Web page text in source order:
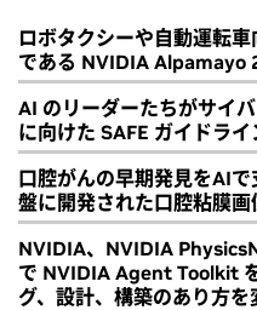
ロボタクシーや自動運転
である NVIDIA Alpamayo
AI のリーダーたちがサイ
に向けた SAFE ガイドラ
口腔がんの早期発見をAI
盤に開発された口腔粘膜
NVIDIA、NVIDIA
で NVIDIA Agent Toolkit
グ、設計、構築のあり方を